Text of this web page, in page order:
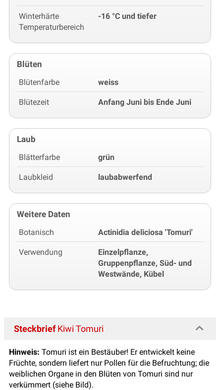
Winterhärte
Temperaturbereich
-16 °C und tiefer
Blüten
Blütenfarbe weiss
Blütezeit Anfang Juni bis Ende Juni
Laub
Blätterfarbe grün
Laubkleid laubabwerfend
Weitere Daten
Botanisch Actinidia deliciosa 'Tomuri'
Verwendung
Einzelpflanze,
Gruppenpflanze, Süd- und
Westwände, Kübel
SteckbriefKiwi Tomuri
Hinweis: Tomuri ist ein Bestäuber! Er entwickelt keine
Früchte, sondern liefert nur Pollen für die Befruchtung; die
weiblichen Organe in den Blüten von Tomuri sind nur
verkümmert (siehe Bild).